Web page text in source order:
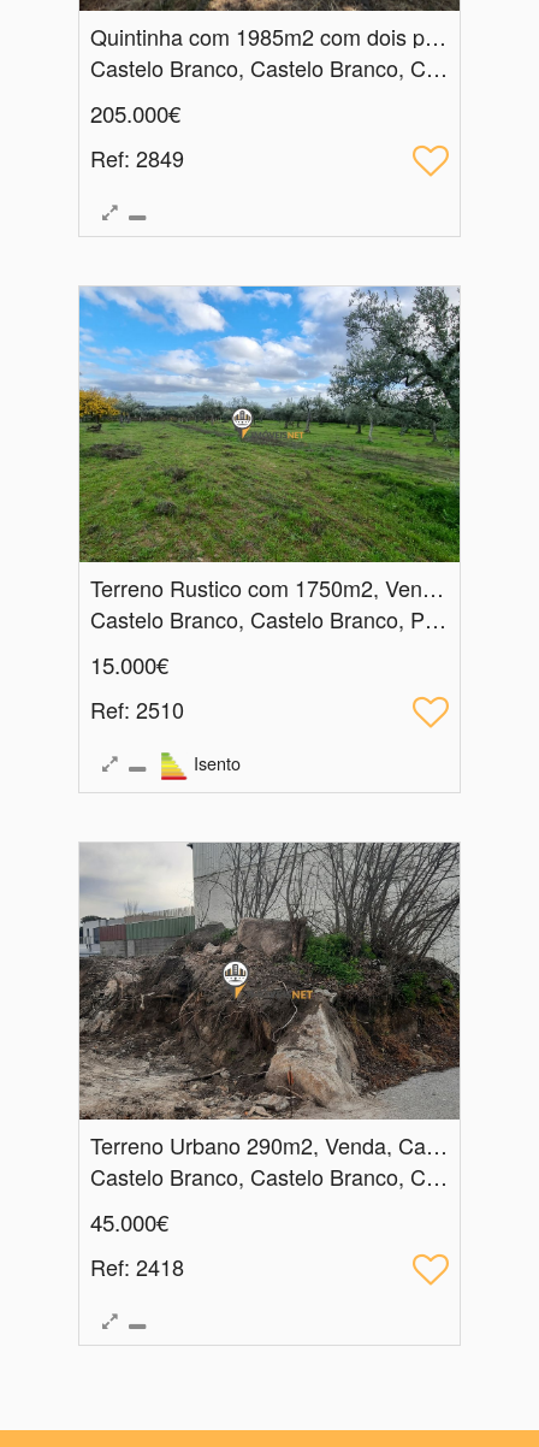
Quintinha com 1985m2 com dois poços, Venda, Castelo Branco
Castelo Branco, Castelo Branco, Castelo Branco
205.000€
Ref: 2849
Terreno Rustico com 1750m2, Venda, Povoa de Rio Moinhos
Castelo Branco, Castelo Branco, Póvoa de Rio de Moinhos e Cafede
15.000€
Ref: 2510
Isento
Terreno Urbano 290m2, Venda, Castelo Branco
Castelo Branco, Castelo Branco, Castelo Branco
45.000€
Ref: 2418